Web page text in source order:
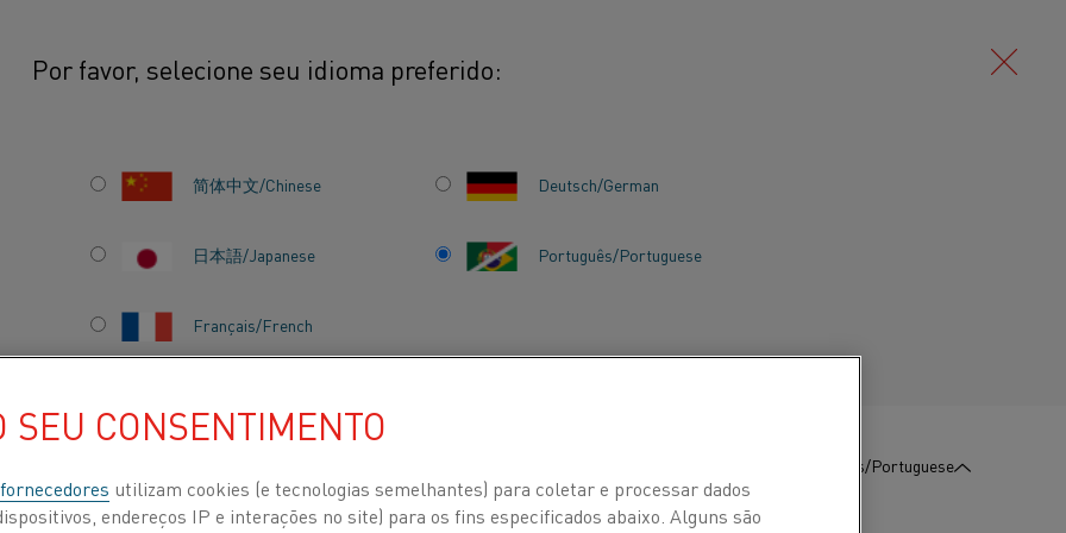
Por favor, selecione seu idioma preferido:
简体中文/Chinese Deutsch/German
日本語/Japanese Português/Portuguese
Français/French
Português/Portuguese
de fluxo de 60 kW para atender às demandas de potência mais alta
DE
ÀS
SEU CONSENTIMENTO
utilizam cookies (e tecnologias semelhantes) para coletar e processar dados
endereços IP e interações no site) para os fins especificados abaixo. Alguns são